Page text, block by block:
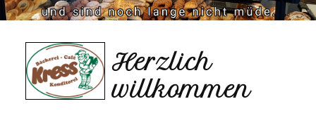
Herzlich
willkommen